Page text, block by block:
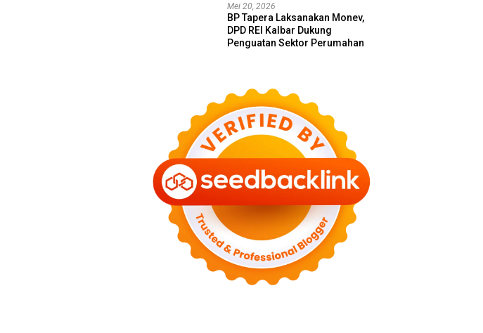
Mei 20, 2026
BP Tapera Laksanakan Monev,
DPD REI Kalbar Dukung
Penguatan Sektor Perumahan